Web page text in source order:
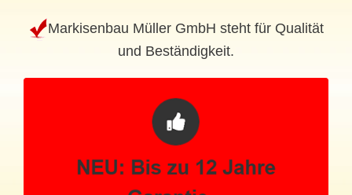
Markisenbau Müller GmbH steht für Qualität
und Beständigkeit.